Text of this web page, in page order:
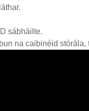
sábháilte.
na caibinéid